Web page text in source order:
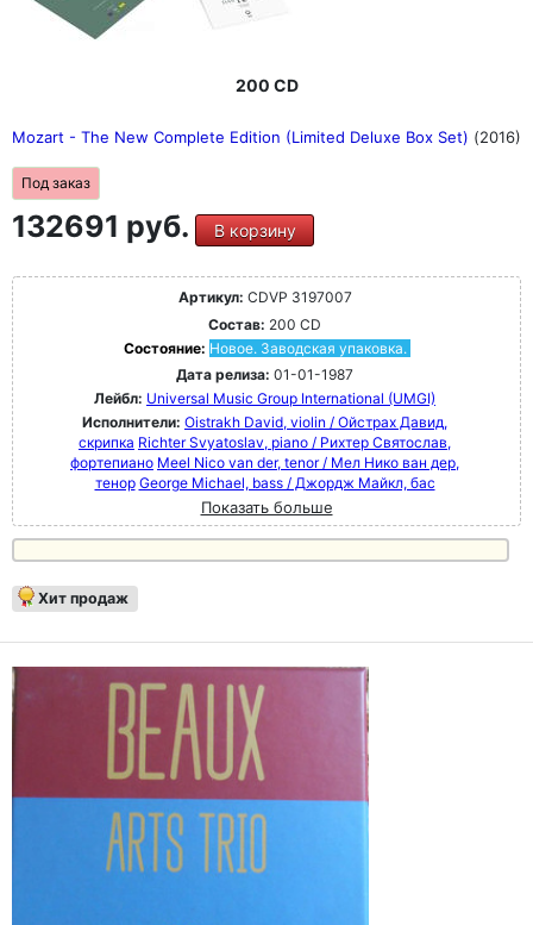
200 CD
Mozart - The New Complete Edition (Limited Deluxe Box Set) (2016)
Под заказ
132691 руб. В корзину
Артикул: CDVP 3197007
Состав: 200 CD
Состояние: Новое. Заводская упаковка.
Дата релиза: 01-01-1987
Лейбл: Universal Music Group International (UMGI)
Исполнители: Oistrakh David, violin / Ойстрах Давид,
скрипка Richter Svyatoslav, piano / Рихтер Святослав,
фортепиано Meel Nico van der, tenor / Мел Нико ван дер,
тенор George Michael, bass / Джордж Майкл, бас
Показать больше
Хит продаж